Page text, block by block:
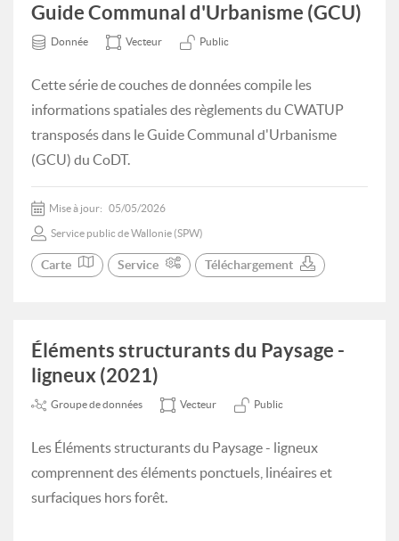
Guide Communal d'Urbanisme (GCU)
Donnée Vecteur Public
Cette série de couches de données compile les
informations spatiales des règlements du CWATUP
transposés dans le Guide Communal d'Urbanisme
(GCU) du CoDT.
Mise à jour: 05/05/2026
Service public de Wallonie (SPW)
Carte Service Téléchargement
Éléments structurants du Paysage -
ligneux (2021)
Groupe de données Vecteur Public
Les Éléments structurants du Paysage - ligneux
comprennent des éléments ponctuels, linéaires et
surfaciques hors forêt.